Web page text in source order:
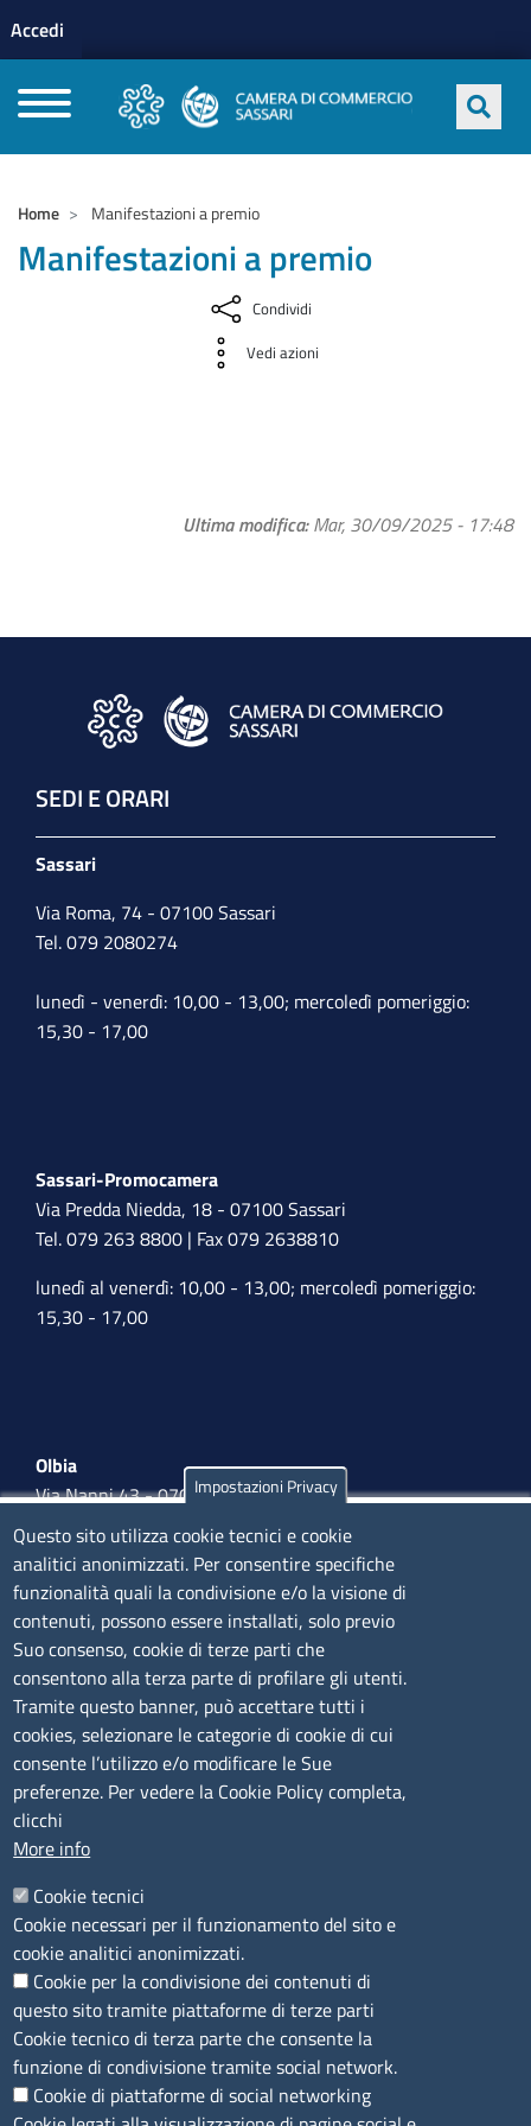
profilo utente
Accedi
Home Manifestazioni a premio
Manifestazioni a premio
Condividi
Vedi azioni
Ultima modifica Mar, 30/09/2025 - 17:48
SEDI E ORARI
Sassari
Via Roma, 74 - 07100 Sassari
Tel. 079 2080274
lunedì - venerdì: 10,00 - 13,00; mercoledì pomeriggio:
15,30 - 17,00
Sassari-Promocamera
Via Predda Niedda, 18 - 07100 Sassari
Tel. 079 263 8800 | Fax 079 2638810
lunedì al venerdì: 10,00 - 13,00; mercoledì pomeriggio:
15,30 - 17,00
Olbia
Via Nanni 43 - 07026 Olbia
Tel. 0789 66122 | 0789 69580
mail: ufficio.olbia@ss.camcom.it
lunedì al venerdì: 9,00 - 12,00; lunedì pomeriggio: 16,00
- 17,00
CONTATTI
Camera di Commercio, Industria, Artigianato e
Agricoltura di Sassari
PEC
P.IVA01047570906
Codice Fiscale
Codice Univoco per le fatture elettroniche: UFPXFS
LINK UTILI
Segnalazione di illecito
Amministrazione Trasparente
Impostazioni Privacy
Questo sito utilizza cookie tecnici e cookie
analitici anonimizzati. Per consentire specifiche
funzionalità quali la condivisione e/o la visione di
contenuti, possono essere installati, solo previo
Suo consenso, cookie di terze parti che
consentono alla terza parte di profilare gli utenti.
Tramite questo banner, può accettare tutti i
cookies, selezionare le categorie di cookie di cui
consente l’utilizzo e/o modificare le Sue
preferenze. Per vedere la Cookie Policy completa,
clicchi
More info
Cookie tecnici
Cookie necessari per il funzionamento del sito e
cookie analitici anonimizzati.
Cookie per la condivisione dei contenuti di
questo sito tramite piattaforme di terze parti
Cookie tecnico di terza parte che consente la
funzione di condivisione tramite social network.
Cookie di piattaforme di social networking